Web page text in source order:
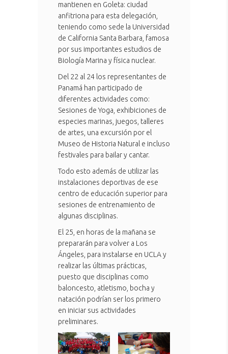
mantienen en Goleta: ciudad
anfitriona para esta delegación,
teniendo como sede la Universidad
de California Santa Barbara, famosa
por sus importantes estudios de
Biología Marina y física nuclear.
Del 22 al 24 los representantes de
Panamá han participado de
diferentes actividades como:
Sesiones de Yoga, exhibiciones de
especies marinas, juegos, talleres
de artes, una excursión por el
Museo de Historia Natural e incluso
festivales para bailar y cantar.
Todo esto además de utilizar las
instalaciones deportivas de ese
centro de educación superior para
sesiones de entrenamiento de
algunas disciplinas.
El 25, en horas de la mañana se
prepararán para volver a Los
Ángeles, para instalarse en UCLA y
realizar las últimas prácticas,
puesto que disciplinas como
baloncesto, atletismo, bocha y
natación podrían ser los primero
en iniciar sus actividades
preliminares.